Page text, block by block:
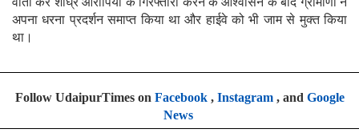
अपना धरना प्रदर्शन समाप्त किया था और हाईवे को भी जाम से मुक्त किया
था।
Follow UdaipurTimes on Facebook, Instagram, and Google
News